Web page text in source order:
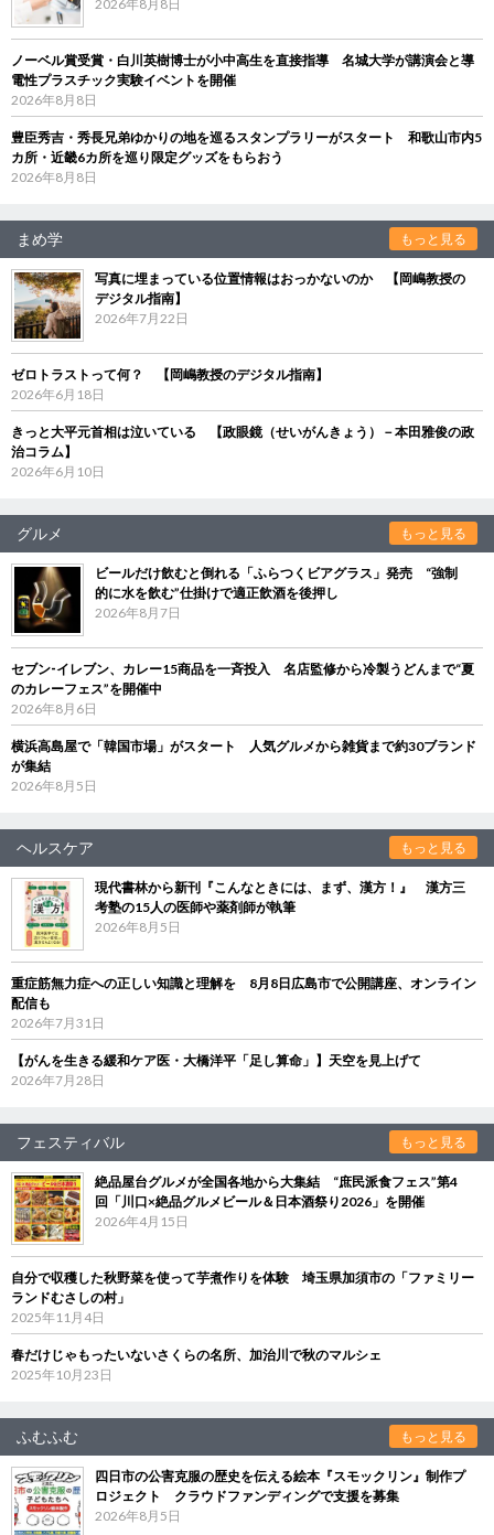
2026年8月8日
ノーベル賞受賞・白川英樹博士が小中高生を直接指導 名城大学が講演会と導
電性プラスチック実験イベントを開催
2026年8月8日
豊臣秀吉・秀長兄弟ゆかりの地を巡るスタンプラリーがスタート 和歌山市内5
カ所・近畿6カ所を巡り限定グッズをもらおう
2026年8月8日
まめ学 もっと見る
写真に埋まっている位置情報はおっかないのか 【岡嶋教授の
デジタル指南】
2026年7月22日
ゼロトラストって何？ 【岡嶋教授のデジタル指南】
2026年6月18日
きっと大平元首相は泣いている 【政眼鏡（せいがんきょう）－本田雅俊の政
治コラム】
2026年6月10日
グルメ もっと見る
ビールだけ飲むと倒れる「ふらつくビアグラス」発売 “強制
的に水を飲む”仕掛けで適正飲酒を後押し
2026年8月7日
セブン‐イレブン、カレー15商品を一斉投入 名店監修から冷製うどんまで“夏
のカレーフェス”を開催中
2026年8月6日
横浜高島屋で「韓国市場」がスタート 人気グルメから雑貨まで約30ブランド
が集結
2026年8月5日
ヘルスケア もっと見る
現代書林から新刊『こんなときには、まず、漢方！』 漢方三
考塾の15人の医師や薬剤師が執筆
2026年8月5日
重症筋無力症への正しい知識と理解を 8月8日広島市で公開講座、オンライン
配信も
2026年7月31日
【がんを生きる緩和ケア医・大橋洋平「足し算命」】天空を見上げて
2026年7月28日
フェスティバル もっと見る
絶品屋台グルメが全国各地から大集結 “庶民派食フェス”第4
回「川口×絶品グルメビール＆日本酒祭り2026」を開催
2026年4月15日
自分で収穫した秋野菜を使って芋煮作りを体験 埼玉県加須市の「ファミリー
ランドむさしの村」
2025年11月4日
春だけじゃもったいないさくらの名所、加治川で秋のマルシェ
2025年10月23日
ふむふむ もっと見る
四日市の公害克服の歴史を伝える絵本『スモックリン』制作プ
ロジェクト クラウドファンディングで支援を募集
2026年8月5日